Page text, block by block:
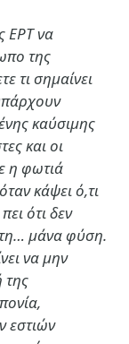
ΕΡΤ να
της
τι σημαίνει
καύσιμης
και οι
η φωτιά
κάψει ό,τι
ότι δεν
μάνα φύση.
να μην
της
εστιών